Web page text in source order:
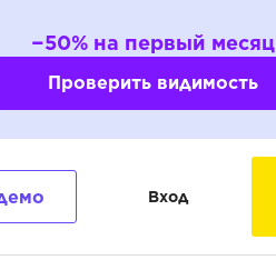
−50% на первый месяц
Проверить видимость
Вход